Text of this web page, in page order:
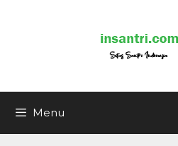
Menu